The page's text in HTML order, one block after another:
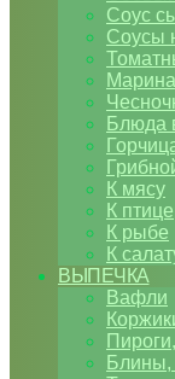
Соус
Соусы
Блюда
К мясу
К птице
К рыбе
К
ВЫПЕЧКА
Вафли
Блины,